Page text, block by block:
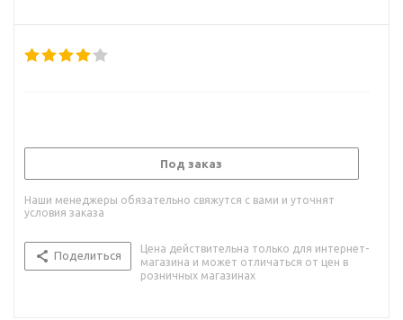
Под заказ
Наши менеджеры обязательно свяжутся с вами и уточнят
условия заказа
Поделиться
Цена действительна только для интернет-
магазина и может отличаться от цен в
розничных магазинах